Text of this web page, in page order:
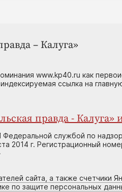
– Калуга»
www.kp40.ru как
ссылка на
правда - Калуга»
службой по
2014 г. Регистрационный
сайта, а также счетчики
по защите персональных